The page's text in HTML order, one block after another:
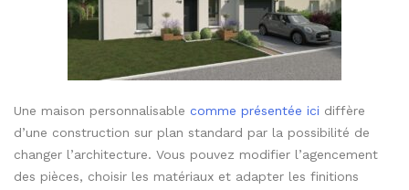
Une maison personnalisable comme présentée ici diffère
d’une construction sur plan standard par la possibilité de
changer l’architecture. Vous pouvez modifier l’agencement
des pièces, choisir les matériaux et adapter les finitions